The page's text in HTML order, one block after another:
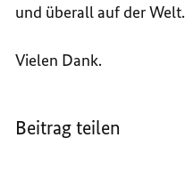
und überall auf der Welt.
Vielen Dank.
Beitrag teilen